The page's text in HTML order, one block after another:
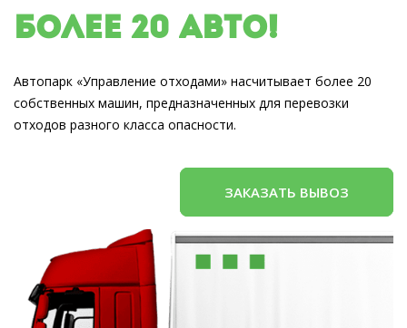
Более 20 авто!
Автопарк «Управление отходами» насчитывает более 20
собственных машин, предназначенных для перевозки
отходов разного класса опасности.
ЗАКАЗАТЬ ВЫВОЗ